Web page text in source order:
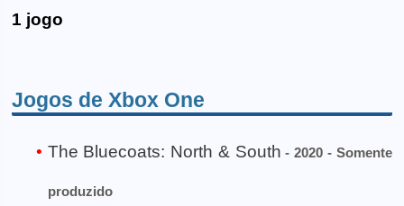
1 jogo
Jogos de Xbox One
The Bluecoats: North & South - 2020 - Somente
produzido